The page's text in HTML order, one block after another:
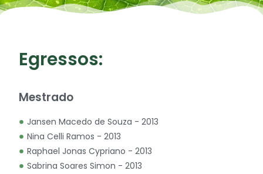
Egressos:
Mestrado
Jansen Macedo de Souza - 2013
Nina Celli Ramos - 2013
Raphael Jonas Cypriano - 2013
Sabrina Soares Simon - 2013